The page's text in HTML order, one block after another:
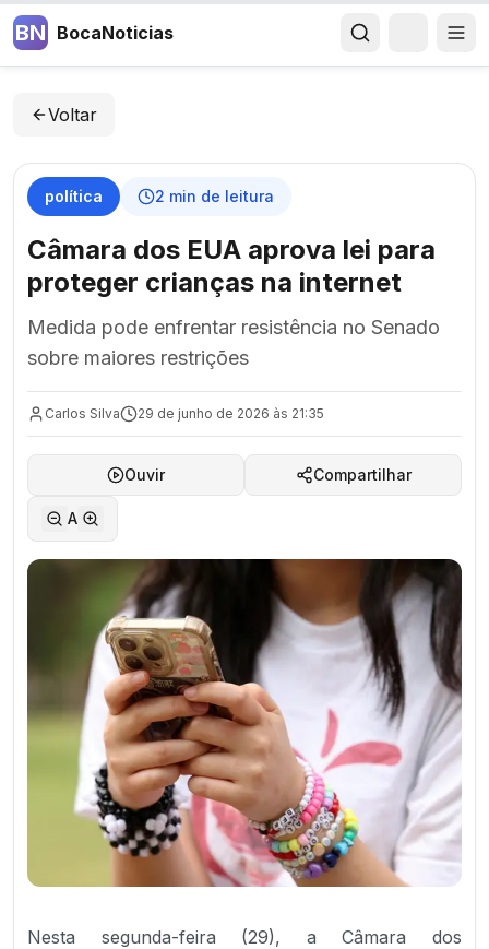
BN BocaNoticias
Voltar
política 2 min de leitura
Câmara dos EUA aprova lei para
proteger crianças na internet
Medida pode enfrentar resistência no Senado
sobre maiores restrições
Carlos Silva 29 de junho de 2026 às 21:35
Ouvir Compartilhar
A
Nesta segunda-feira (29), a Câmara dos